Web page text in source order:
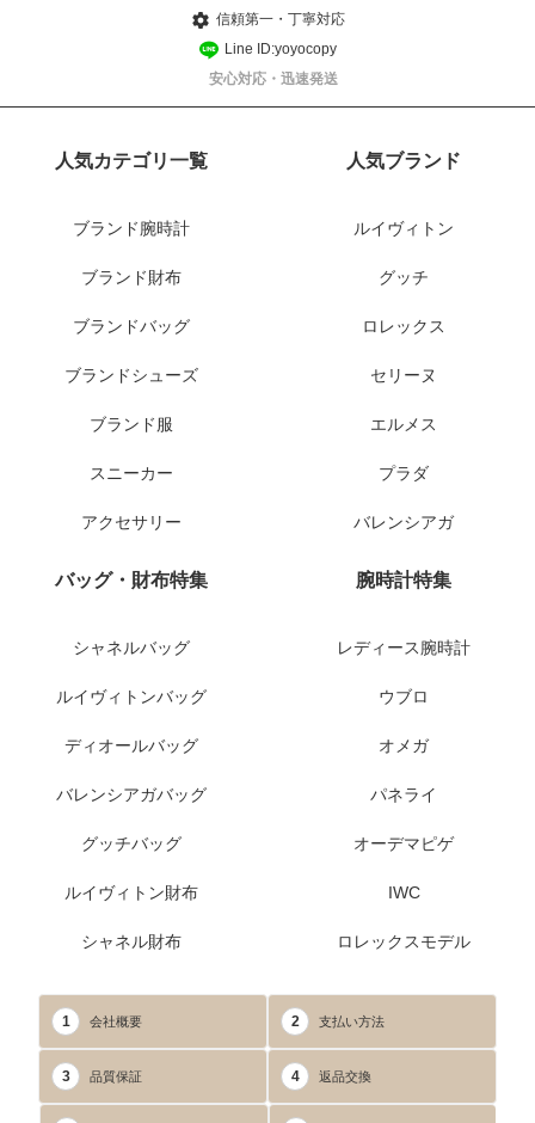
信頼第一・丁寧対応
Line ID:yoyocopy
安心対応・迅速発送
人気カテゴリ一覧
ブランド腕時計
ブランド財布
ブランドバッグ
ブランドシューズ
ブランド服
スニーカー
アクセサリー
人気ブランド
ルイヴィトン
グッチ
ロレックス
セリーヌ
エルメス
プラダ
バレンシアガ
バッグ・財布特集
シャネルバッグ
ルイヴィトンバッグ
ディオールバッグ
バレンシアガバッグ
グッチバッグ
ルイヴィトン財布
シャネル財布
腕時計特集
レディース腕時計
ウブロ
オメガ
パネライ
オーデマピゲ
IWC
ロレックスモデル
1 会社概要 2 支払い方法
3 品質保証 4 返品交換